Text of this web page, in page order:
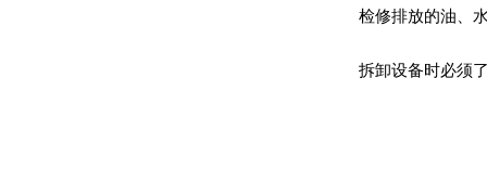
检修排放的油、
拆卸设备时必须